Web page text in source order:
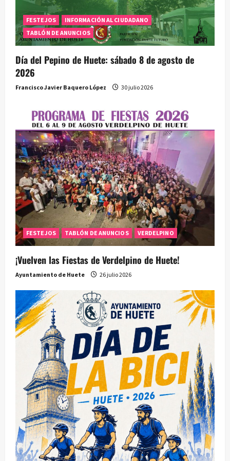
a
s
FESTEJOS
INFORMACIÓN AL CIUDADANO
TABLÓN DE ANUNCIOS
Día del Pepino de Huete: sábado 8 de agosto de
2026
Francisco Javier Baquero López 30 julio 2026
FESTEJOS TABLÓN DE ANUNCIOS VERDELPINO
¡Vuelven las Fiestas de Verdelpino de Huete!
Ayuntamiento de Huete 26 julio 2026